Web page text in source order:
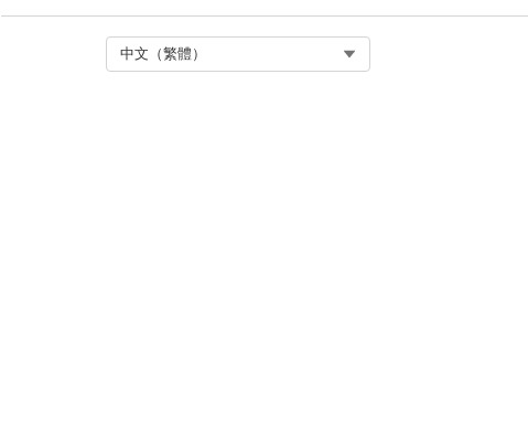
中文（繁體）